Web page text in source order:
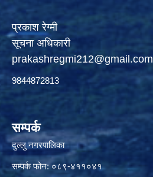
प्रकाश रेग्मी
सूचना अधिकारी
prakashregmi212@gmail.com
9844872813
सम्पर्क
दुल्लु नगरपालिका
सम्पर्क फोन: ०८९-४११०४१